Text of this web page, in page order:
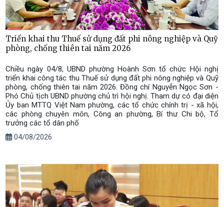
Triển khai thu Thuế sử dụng đất phi nông nghiệp và Quỹ
phòng, chống thiên tai năm 2026
Chiều ngày 04/8, UBND phường Hoành Sơn tổ chức Hội nghị
triển khai công tác thu Thuế sử dụng đất phi nông nghiệp và Quỹ
phòng, chống thiên tai năm 2026. Đồng chí Nguyễn Ngọc Sơn -
Phó Chủ tịch UBND phường chủ trì hội nghị. Tham dự có đại diện
Ủy ban MTTQ Việt Nam phường, các tổ chức chính trị - xã hội,
các phòng chuyên môn, Công an phường, Bí thư Chi bộ, Tổ
trưởng các tổ dân phố
04/08/2026